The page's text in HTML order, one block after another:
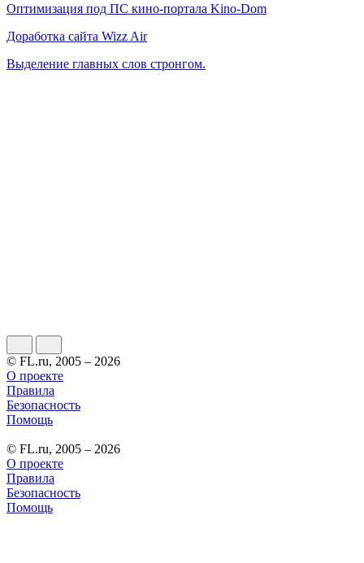
Оптимизация под ПС кино-портала Kino-Dom
Доработка сайта Wizz Air
Выделение главных слов стронгом.
© FL.ru, 2005 – 2026
О проекте
Правила
Безопасность
Помощь
© FL.ru, 2005 – 2026
О проекте
Правила
Безопасность
Помощь